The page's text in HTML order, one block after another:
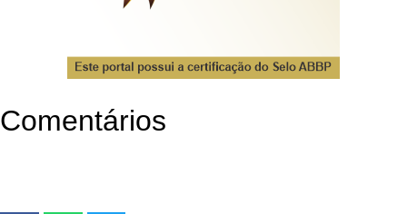
Comentários